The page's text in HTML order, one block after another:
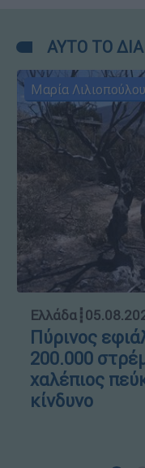
ΑΥΤΟ ΤΟ
Μαρία Λιλιοπούλου
Ελλάδα┋
Πύρινος
200.000
χαλέπιος
κίνδυνο